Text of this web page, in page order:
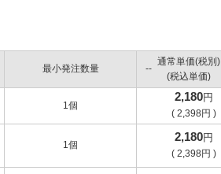
最小発注数量
1個
1個
通常単価(税別)
(税込単価)
2,180円
( 2,398円 )
2,180円
( 2,398円 )